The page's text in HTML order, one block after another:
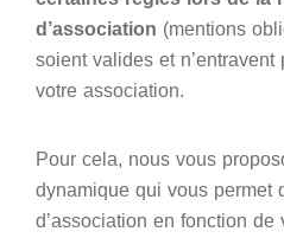
d’association (mentions
soient valides et
votre association.
Pour cela, nous vous
dynamique qui vous permet
d’association en fonction